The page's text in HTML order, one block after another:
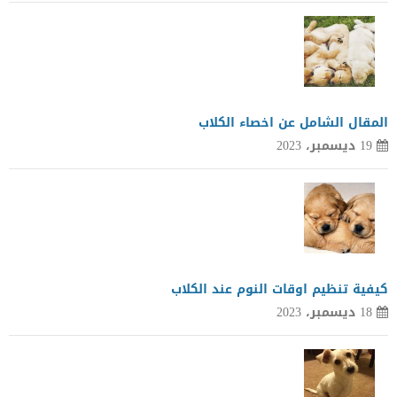
المقال الشامل عن اخصاء الكلاب
19 ديسمبر، 2023
كيفية تنظيم اوقات النوم عند الكلاب
18 ديسمبر، 2023